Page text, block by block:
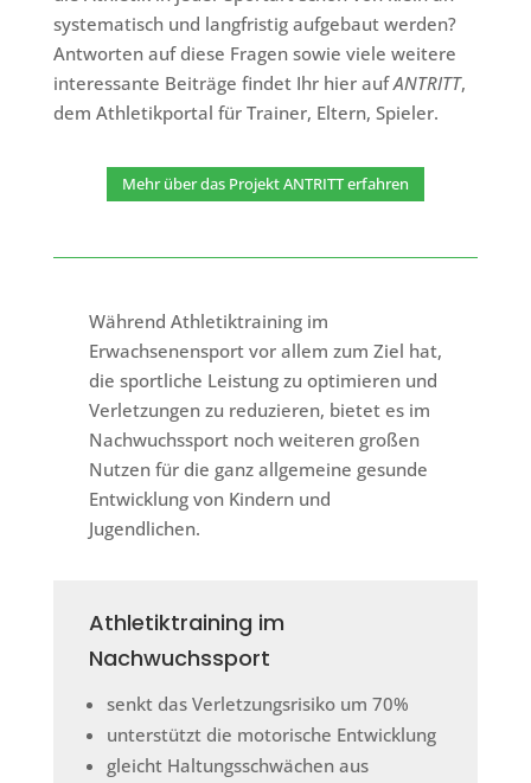
systematisch und langfristig aufgebaut werden?
Antworten auf diese Fragen sowie viele weitere
interessante Beiträge findet Ihr hier aufANTRITT,
dem Athletikportal für Trainer, Eltern, Spieler.
Mehr über das Projekt ANTRITT erfahren
Während Athletiktraining im
Erwachsenensport vor allem zum Ziel hat,
die sportliche Leistung zu optimieren und
Verletzungen zu reduzieren, bietet es im
Nachwuchssport noch weiteren großen
Nutzen für die ganz allgemeine gesunde
Entwicklung von Kindern und
Jugendlichen.
Athletiktraining im
Nachwuchssport
senkt das Verletzungsrisiko um 70%
unterstützt die motorische Entwicklung
gleicht Haltungsschwächen aus